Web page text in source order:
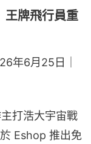
王牌飛行員重
年6月25日｜
打浩大宇宙戰
Eshop 推出免